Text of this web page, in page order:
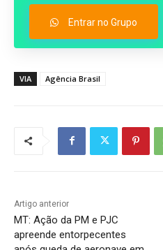
Entrar no Grupo
VIA Agência Brasil
Artigo anterior
MT: Ação da PM e PJC
apreende entorpecentes